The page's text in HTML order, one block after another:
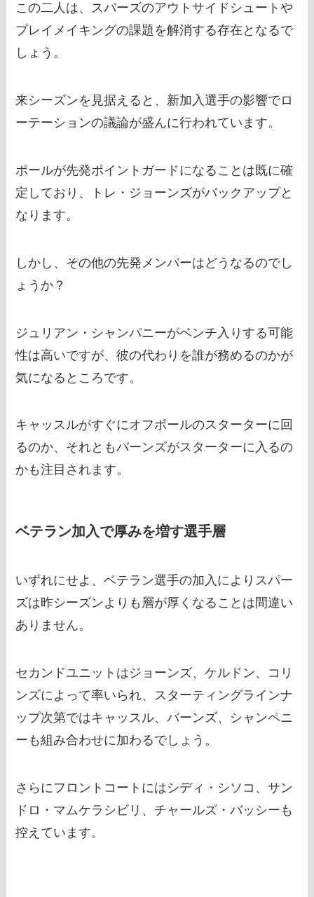
この二人は、スパーズのアウトサイドシュートや
プレイメイキングの課題を解消する存在となるで
しょう。
来シーズンを見据えると、新加入選手の影響でロ
ーテーションの議論が盛んに行われています。
ポールが先発ポイントガードになることは既に確
定しており、トレ・ジョーンズがバックアップと
なります。
しかし、その他の先発メンバーはどうなるのでし
ょうか？
ジュリアン・シャンパニーがベンチ入りする可能
性は高いですが、彼の代わりを誰が務めるのかが
気になるところです。
キャッスルがすぐにオフボールのスターターに回
るのか、それともバーンズがスターターに入るの
かも注目されます。
ベテラン加入で厚みを増す選手層
いずれにせよ、ベテラン選手の加入によりスパー
ズは昨シーズンよりも層が厚くなることは間違い
ありません。
セカンドユニットはジョーンズ、ケルドン、コリ
ンズによって率いられ、スターティングラインナ
ップ次第ではキャッスル、バーンズ、シャンペニ
ーも組み合わせに加わるでしょう。
さらにフロントコートにはシディ・シソコ、サン
ドロ・マムケラシビリ、チャールズ・バッシーも
控えています。